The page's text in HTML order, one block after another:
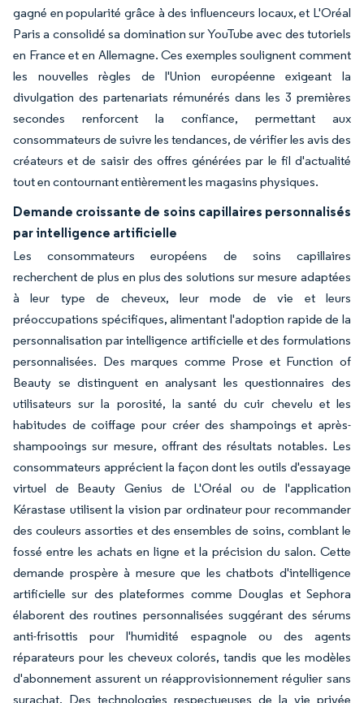
gagné en popularité grâce à des influenceurs locaux, et L'Oréal
Paris a consolidé sa domination sur YouTube avec des tutoriels
en France et en Allemagne. Ces exemples soulignent comment
les nouvelles règles de l'Union européenne exigeant la
divulgation des partenariats rémunérés dans les 3 premières
secondes renforcent la confiance, permettant aux
consommateurs de suivre les tendances, de vérifier les avis des
créateurs et de saisir des offres générées par le fil d'actualité
tout en contournant entièrement les magasins physiques.
Demande croissante de soins capillaires personnalisés
par intelligence artificielle
Les consommateurs européens de soins capillaires
recherchent de plus en plus des solutions sur mesure adaptées
à leur type de cheveux, leur mode de vie et leurs
préoccupations spécifiques, alimentant l'adoption rapide de la
personnalisation par intelligence artificielle et des formulations
personnalisées. Des marques comme Prose et Function of
Beauty se distinguent en analysant les questionnaires des
utilisateurs sur la porosité, la santé du cuir chevelu et les
habitudes de coiffage pour créer des shampoings et après-
shampooings sur mesure, offrant des résultats notables. Les
consommateurs apprécient la façon dont les outils d'essayage
virtuel de Beauty Genius de L'Oréal ou de l'application
Kérastase utilisent la vision par ordinateur pour recommander
des couleurs assorties et des ensembles de soins, comblant le
fossé entre les achats en ligne et la précision du salon. Cette
demande prospère à mesure que les chatbots d'intelligence
artificielle sur des plateformes comme Douglas et Sephora
élaborent des routines personnalisées suggérant des sérums
anti-frisottis pour l'humidité espagnole ou des agents
réparateurs pour les cheveux colorés, tandis que les modèles
d'abonnement assurent un réapprovisionnement régulier sans
surachat. Des technologies respectueuses de la vie privée